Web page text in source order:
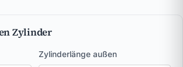
Zylinder
Zylinderlänge außen